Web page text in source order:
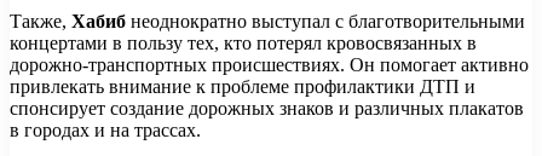
Также, Хабиб неоднократно выступал с благотворительными
концертами в пользу тех, кто потерял кровосвязанных в
дорожно-транспортных происшествиях. Он помогает активно
привлекать внимание к проблеме профилактики ДТП и
спонсирует создание дорожных знаков и различных плакатов
в городах и на трассах.